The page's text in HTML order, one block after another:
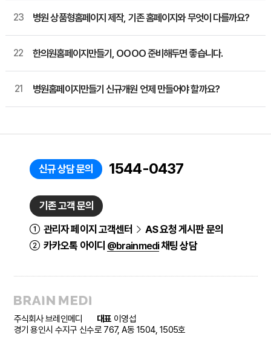
23 병원 상품형홈페이지 제작, 기존 홈페이지와 무엇이 다를까요?
22 한의원홈페이지만들기, OOOO 준비해두면 좋습니다.
21 병원홈페이지만들기 신규개원 언제 만들어야 할까요?
신규 상담 문의 1544-0437
기존 고객 문의
관리자 페이지 고객센터
AS 요청 게시판 문의
카카오톡 아이디 @brainmedi채팅 상담
주식회사 브레인메디 대표 이영섭
경기 용인시 수지구 신수로 767, A동 1504, 1505호